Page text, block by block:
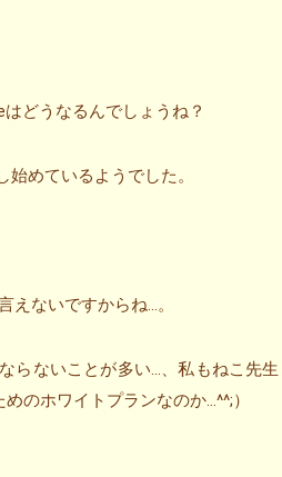
どうなるんでしょうね？
めているようでした。
えないですからね…。
らないことが多い…、私もねこ先
のホワイトプランなのか…^^;）